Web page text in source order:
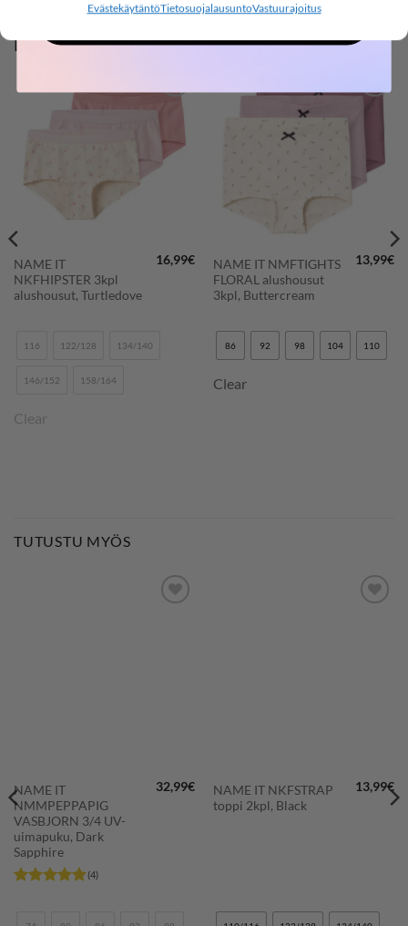
EvästekäytäntöTietosuojalausuntoVastuurajoitus
Kokotaulukko
LISÄÄ ALUSHOUSUJA & BOXEREITA
NAME IT
NKFHIPSTER 3kpl
alushousut, Turtledove
16,99€
116 122/128 134/140
146/152 158/164
Clear
NAME IT NMFTIGHTS
FLORAL alushousut
3kpl, Buttercream
13,99€
86 92 98 104 110
Clear
TUTUSTU MYÖS
NAME IT
NMMPEPPAPIG
VASBJORN 3/4 UV-
uimapuku, Dark
Sapphire
(4)
32,99€
NAME IT NKFSTRAP
toppi 2kpl, Black
13,99€